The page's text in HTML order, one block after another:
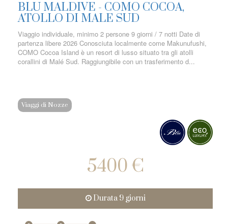
BLU MALDIVE - COMO COCOA,
ATOLLO DI MALE SUD
Viaggio individuale, minimo 2 persone 9 giorni / 7 notti Date di
partenza libere 2026 Conosciuta localmente come Makunufushi,
COMO Cocoa Island è un resort di lusso situato tra gli atolli
corallini di Malé Sud. Raggiungibile con un trasferimento d...
Viaggi di Nozze
5400 €
Durata 9 giorni